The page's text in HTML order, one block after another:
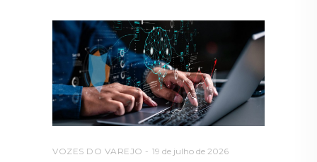
VOZES DO VAREJO 19 de julho de 2026